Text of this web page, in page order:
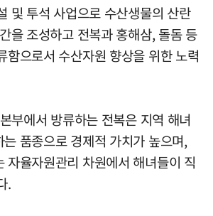
및 투석 사업으로 수산생물의 산란
을 조성하고 전복과 홍해삼, 돌돔 등
함으로서 수산자원 향상을 위한 노력
부에서 방류하는 전복은 지역 해녀
품종으로 경제적 가치가 높으며,
자율자원관리 차원에서 해녀들이 직
.